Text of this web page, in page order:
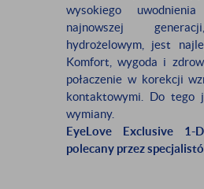
wysokiego
najnowszej
hydrożelowym, jest
Komfort, wygoda i
połaczenie w korekcji
kontaktowymi. Do tego
wymiany.
EyeLove Exclusive
polecany przez